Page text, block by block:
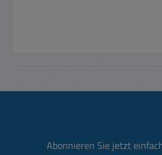
Abonnieren Sie jetzt